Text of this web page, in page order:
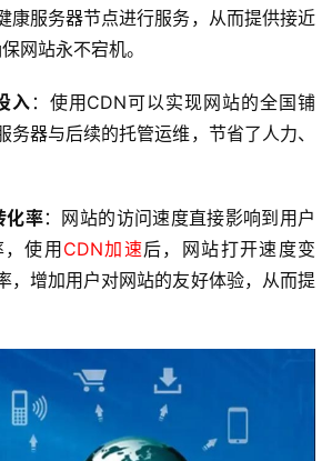
康服务器节点进行服务，从而提供接近
网站永不宕机。
入 ：使用CDN可以实现网站的全国铺
务器与后续的托管运维，节省了人力、
化率：网站的访问速度直接影响到用户
使用 CDN加速后，网站打开速度变
，增加用户对网站的友好体验，从而提